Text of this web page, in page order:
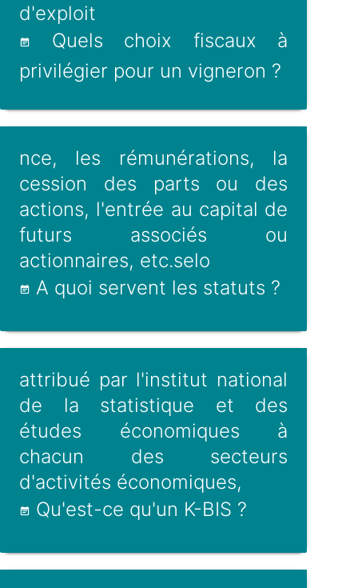
d'exploit
Quels choix fiscaux à
privilégier pour un vigneron ?
nce, les rémunérations, la
cession des parts ou des
actions, l'entrée au capital de
futurs associés ou
actionnaires, etc.selo
A quoi servent les statuts ?
attribué par l'institut national
de la statistique et des
études économiques à
chacun des secteurs
d'activités économiques,
Qu'est-ce qu'un K-BIS ?